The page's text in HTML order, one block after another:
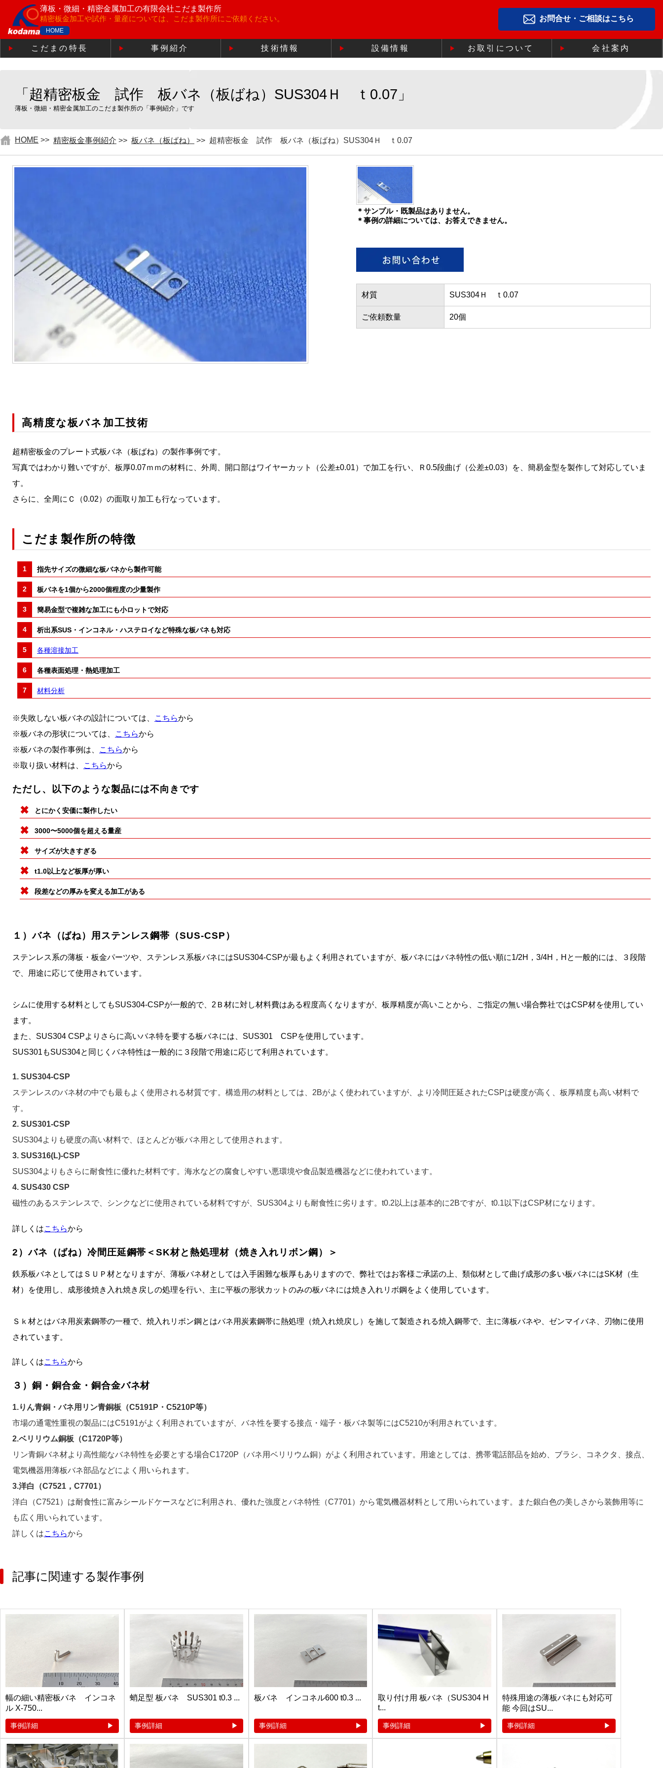
薄板・微細・精密金属加工の有限会社こだま製作所
精密板金加工や試作・量産については、こだま製作所にご依頼ください。
HOME
お問合せ・ご相談はこちら
こだまの特長 事例紹介 技術情報 設備情報 お取引について 会社案内
「超精密板金 試作 板バネ（板ばね）SUS304Ｈ ｔ0.07」
薄板・微細・精密金属加工のこだま製作所の「事例紹介」です
HOME >> 精密板金事例紹介 >> 板バネ（板ばね） >> 超精密板金 試作 板バネ（板ばね）SUS304Ｈ ｔ0.07
＊サンプル・既製品はありません。
＊事例の詳細については、お答えできません。
材質 SUS304Ｈ ｔ0.07
ご依頼数量 20個
高精度な板バネ加工技術
超精密板金のプレート式板バネ（板ばね）の製作事例です。
写真ではわかり難いですが、板厚0.07ｍｍの材料に、外周、開口部はワイヤーカット（公差±0.01）で加工を行い、Ｒ0.5段曲げ（公差±0.03）を、簡易金型を製作して対応していま
す。
さらに、全周にＣ（0.02）の面取り加工も行なっています。
こだま製作所の特徴
指先サイズの微細な板バネから製作可能
板バネを1個から2000個程度の少量製作
簡易金型で複雑な加工にも小ロットで対応
析出系SUS・インコネル・ハステロイなど特殊な板バネも対応
各種溶接加工
各種表面処理・熱処理加工
材料分析
※失敗しない板バネの設計については、 こちらから
※板バネの形状については、
こちらから
※板バネの製作事例は、
こちらから
※取り扱い材料は、
こちらから
ただし、以下のような製品には不向きです
とにかく安価に製作したい
3000〜5000個を超える量産
サイズが大きすぎる
t1.0以上など板厚が厚い
段差などの厚みを変える加工がある
１）バネ（ばね）用ステンレス鋼帯（SUS-CSP）
ステンレス系の薄板・板金パーツや、ステンレス系板バネにはSUS304-CSPが最もよく利用されていますが、板バネにはバネ特性の低い順に1/2H，3/4H，Hと一般的には、３段階
で、用途に応じて使用されています。
シムに使用する材料としてもSUS304-CSPが一般的で、2Ｂ材に対し材料費はある程度高くなりますが、板厚精度が高いことから、ご指定の無い場合弊社ではCSP材を使用してい
ます。
また、SUS304 CSPよりさらに高いバネ特を要する板バネには、SUS301 CSPを使用しています。
SUS301もSUS304と同じくバネ特性は一般的に３段階で用途に応じて利用されています。
1. SUS304-CSP
ステンレスのバネ材の中でも最もよく使用される材質です。構造用の材料としては、2Bがよく使われていますが、より冷間圧延されたCSPは硬度が高く、板厚精度も高い材料で
す。
2. SUS301-CSP
SUS304よりも硬度の高い材料で、ほとんどが板バネ用として使用されます。
3. SUS316(L)-CSP
SUS304よりもさらに耐食性に優れた材料です。海水などの腐食しやすい悪環境や食品製造機器などに使われています。
4. SUS430 CSP
磁性のあるステンレスで、シンクなどに使用されている材料ですが、SUS304よりも耐食性に劣ります。t0.2以上は基本的に2Bですが、t0.1以下はCSP材になります。
詳しくはこちらから
2）バネ（ばね）冷間圧延鋼帯＜SK材と熱処理材（焼き入れリボン鋼）＞
鉄系板バネとしてはＳＵＰ材となりますが、薄板バネ材としては入手困難な板厚もありますので、弊社ではお客様ご承諾の上、類似材として曲げ成形の多い板バネにはSK材（生
材）を使用し、成形後焼き入れ焼き戻しの処理を行い、主に平板の形状カットのみの板バネには焼き入れリボ鋼をよく使用しています。
Ｓｋ材とはバネ用炭素鋼帯の一種で、焼入れリボン鋼とはバネ用炭素鋼帯に熱処理（焼入れ焼戻し）を施して製造される焼入鋼帯で、主に薄板バネや、ゼンマイバネ、刃物に使用
されています。
詳しくはこちらから
３）銅・銅合金・銅合金バネ材
1.りん青銅・バネ用リン青銅板（C5191P・C5210P等）
市場の通電性重視の製品にはC5191がよく利用されていますが、バネ性を要する接点・端子・板バネ製等にはC5210が利用されています。
2.ベリリウム銅板（C1720P等）
リン青銅バネ材より高性能なバネ特性を必要とする場合C1720P（バネ用ベリリウム銅）がよく利用されています。用途としては、携帯電話部品を始め、ブラシ、コネクタ、接点、
電気機器用薄板バネ部品などによく用いられます。
3.洋白（C7521，C7701）
洋白（C7521）は耐食性に富みシールドケースなどに利用され、優れた強度とバネ特性（C7701）から電気機器材料として用いられています。また銀白色の美しさから装飾用等に
も広く用いられています。
詳しくはこちらから
記事に関連する製作事例
幅の細い精密板バネ インコネ
ル X-750...
事例詳細
蛸足型 板バネ SUS301 t0.3 ...
事例詳細
板バネ インコネル600 t0.3 ...
事例詳細
取り付け用 板バネ（SUS304 H
t...
事例詳細
特殊用途の薄板バネにも対応可
能 今回はSU...
事例詳細